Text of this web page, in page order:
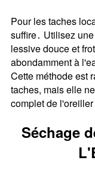
Pour les taches
suffire․ Utilisez
lessive douce et
abondamment à
Cette méthode est
taches, mais elle
complet de
Séchage